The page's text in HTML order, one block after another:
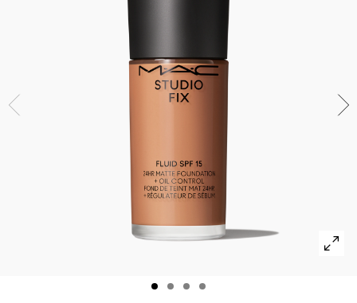
ALLE GESICHTSPRODUKTE SHOPPEN
ALLE AUGENPRODUKTE SHOPPEN
ALLE PINSEL KAUFEN